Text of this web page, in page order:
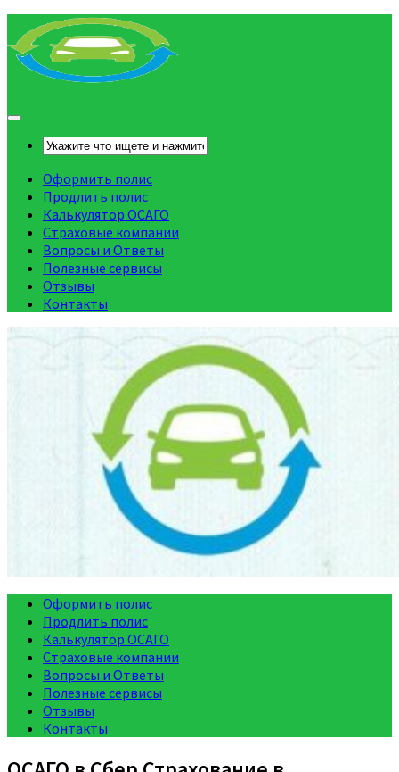
Оформить полис
Продлить полис
Калькулятор ОСАГО
Страховые компании
Вопросы и Ответы
Полезные сервисы
Отзывы
Контакты
Оформить полис
Продлить полис
Калькулятор ОСАГО
Страховые компании
Вопросы и Ответы
Полезные сервисы
Отзывы
Контакты